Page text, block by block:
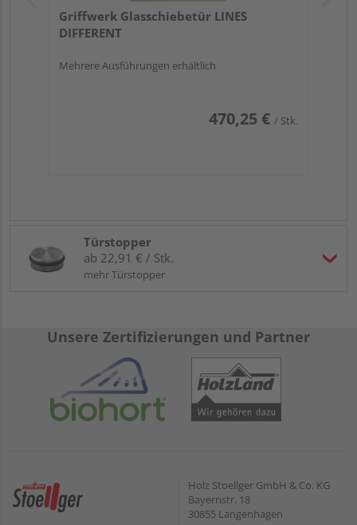
Griffwerk Glasschiebetür LINES
DIFFERENT
Mehrere Ausführungen erhältlich
470,25 € / Stk.
Türstopper
ab 22,91 € / Stk.
mehr Türstopper
Unsere Zertifizierungen und Partner
Holz Stoellger GmbH & Co. KG
Bayernstr. 18
30855 Langenhagen